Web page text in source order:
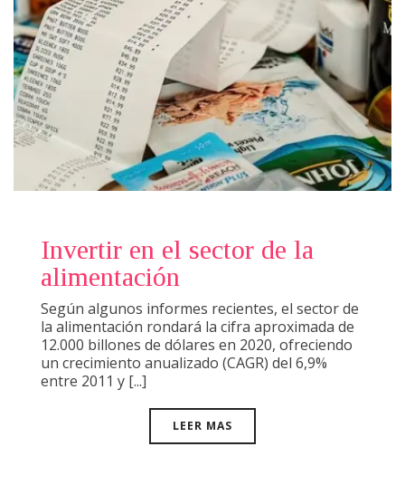
Invertir en el sector de la
alimentación
Según algunos informes recientes, el sector de
la alimentación rondará la cifra aproximada de
12.000 billones de dólares en 2020, ofreciendo
un crecimiento anualizado (CAGR) del 6,9%
entre 2011 y [...]
LEER MAS